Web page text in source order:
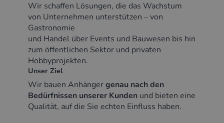
Wir schaffen Lösungen, die das Wachstum
von Unternehmen unterstützen – von
Gastronomie
und Handel über Events und Bauwesen bis hin
zum öffentlichen Sektor und privaten
Hobbyprojekten.
Unser Ziel
Wir bauen Anhängergenau nach den
Bedürfnissen unserer Kunden und bieten eine
Qualität, auf die Sie echten Einfluss haben.